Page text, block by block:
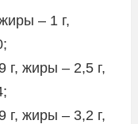
– 1 г,
г, жиры – 2,5 г,
г, жиры – 3,2 г,